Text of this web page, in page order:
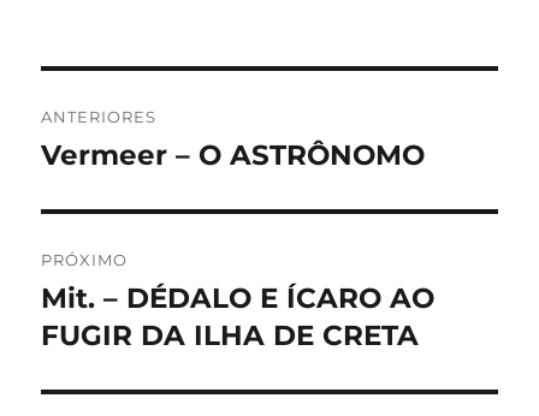
de
ANTERIORES
Post
Vermeer – O ASTRÔNOMO
PRÓXIMO
Próximo
post:
Mit. – DÉDALO E ÍCARO AO
FUGIR DA ILHA DE CRETA